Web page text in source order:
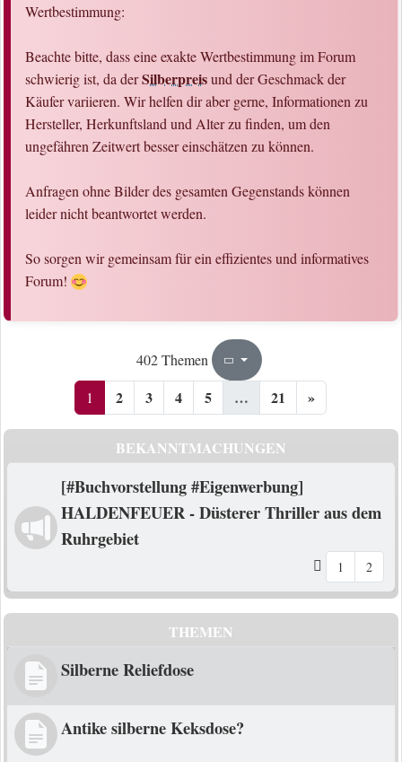
Wertbestimmung:
Beachte bitte, dass eine exakte Wertbestimmung im Forum
schwierig ist, da derSilberpreisund der Geschmack der
Käufer variieren. Wir helfen dir aber gerne, Informationen zu
Hersteller, Herkunftsland und Alter zu finden, um den
ungefähren Zeitwert besser einschätzen zu können.
Anfragen ohne Bilder des gesamten Gegenstands können
leider nicht beantwortet werden.
So sorgen wir gemeinsam für ein effizientes und informatives
Forum!
402 Themen Seite1
1 2 3 4 5 … 21 »
BEKANNTMACHUNGEN
[#Buchvorstellung #Eigenwerbung]
HALDENFEUER - Düsterer Thriller aus dem
Ruhrgebiet
1 2
THEMEN
Silberne Reliefdose
Antike silberne Keksdose?